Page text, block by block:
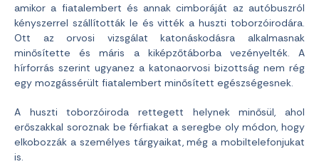
amikor a fiatalembert és annak cimboráját az autóbuszról
kényszerrel szállították le és vitték a huszti toborzóirodára.
Ott az orvosi vizsgálat katonáskodásra alkalmasnak
minősítette és máris a kiképzőtáborba vezényelték. A
hírforrás szerint ugyanez a katonaorvosi bizottság nem rég
egy mozgássérült fiatalembert minősített egészségesnek.
A huszti toborzóiroda rettegett helynek minősül, ahol
erőszakkal soroznak be férfiakat a seregbe oly módon, hogy
elkobozzák a személyes tárgyaikat, még a mobiltelefonjukat
is.